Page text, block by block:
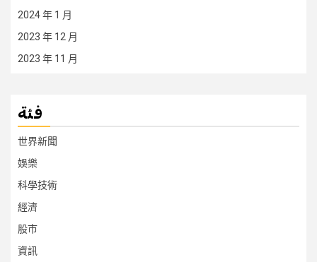
2024 年 1 月
2023 年 12 月
2023 年 11 月
فئة
世界新聞
娛樂
科學技術
經濟
股市
資訊